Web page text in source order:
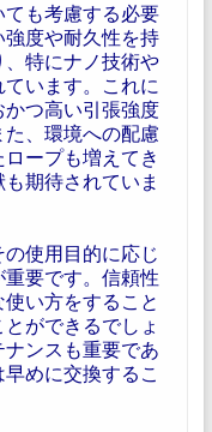
も考慮する必要
度や耐久性を持
特にナノ技術や
います。これに
つ高い引張強度
、環境への配慮
ープも増えてき
期待されていま
使用目的に応じ
要です。信頼性
い方をすること
ができるでしょ
ンスも重要であ
めに交換するこ